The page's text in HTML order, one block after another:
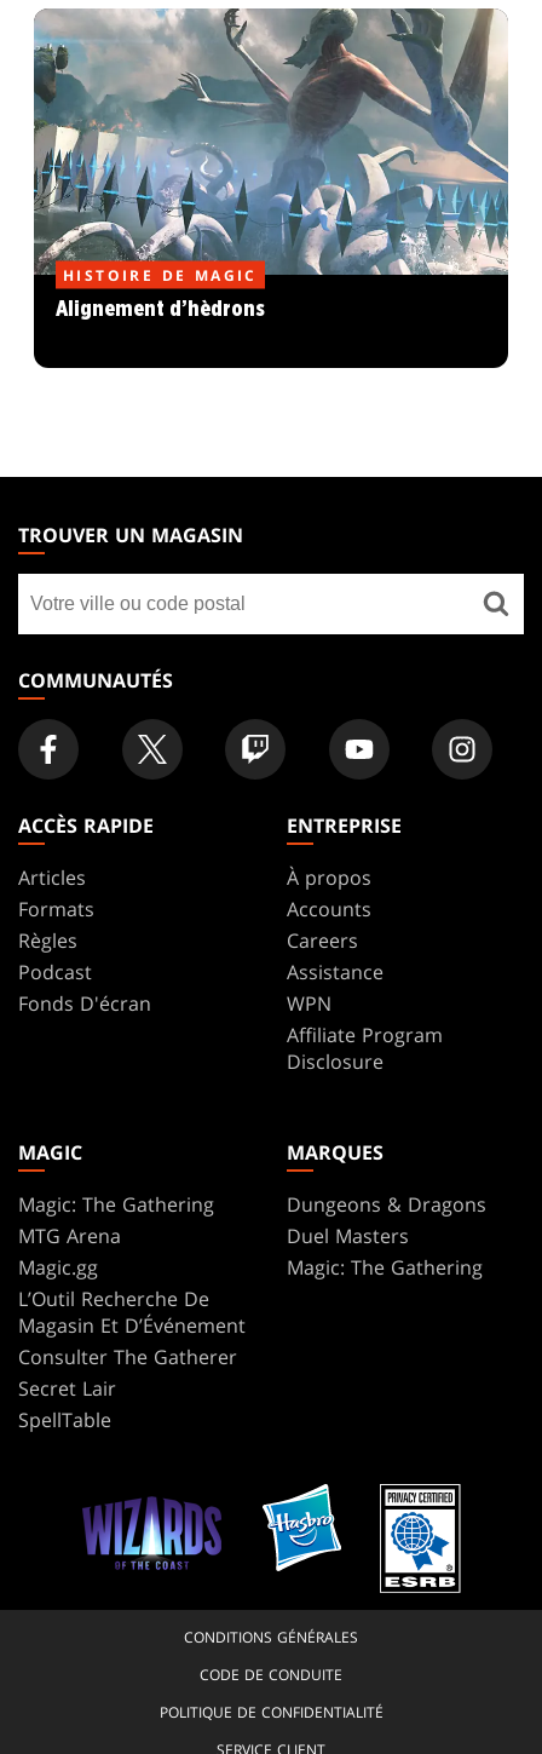
HISTOIRE DE MAGIC
Alignement d’hèdrons
THE
GATHERING
FOOTER
TROUVER UN MAGASIN
un
magasin
COMMUNAUTÉS
ACCÈS RAPIDE
Articles
Formats
Règles
Podcast
Fonds D'écran
ENTREPRISE
À propos
Accounts
Careers
Assistance
WPN
Affiliate Program
Disclosure
MAGIC
Magic: The Gathering
MTG Arena
Magic.gg
L’Outil Recherche De
Magasin Et D’Événement
Consulter The Gatherer
Secret Lair
SpellTable
MARQUES
Dungeons & Dragons
Duel Masters
Magic: The Gathering
CONDITIONS GÉNÉRALES
CODE DE CONDUITE
POLITIQUE DE CONFIDENTIALITÉ
SERVICE CLIENT